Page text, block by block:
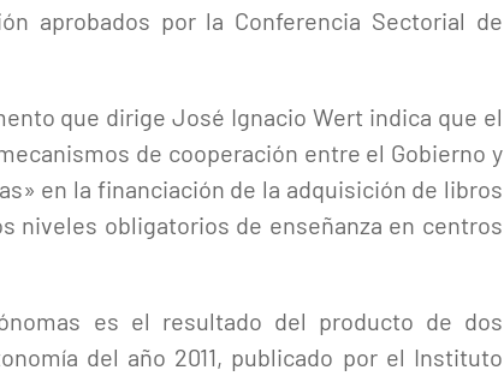
aprobados por la Conferencia Sectorial de
que dirige José Ignacio Wert indica que el
de cooperación entre el Gobierno y
en la financiación de la adquisición de libros
niveles obligatorios de enseñanza en centros
es el resultado del producto de dos
del año 2011, publicado por el Instituto